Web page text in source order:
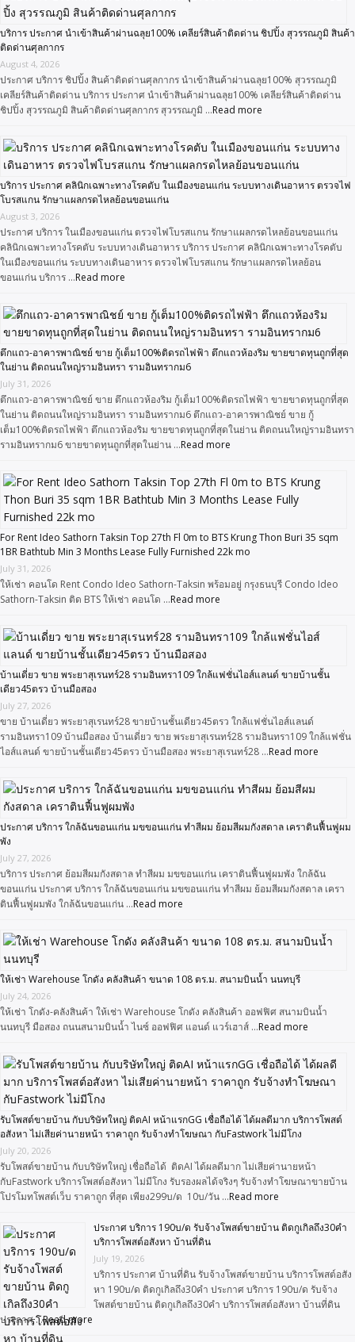
บริการ ประกาศ นำเข้าสินค้าผ่านฉลุย100% เคลียร์สินค้าติดด่าน ชิปปิ้ง สุวรรณภูมิ สินค้า
ติดด่านศุลกากร
August 4, 2026
ประกาศ บริการ ชิปปิ้ง สินค้าติดด่านศุลกากร นำเข้าสินค้าผ่านฉลุย100% สุวรรณภูมิ
เคลียร์สินค้าติดด่าน บริการ ประกาศ นำเข้าสินค้าผ่านฉลุย100% เคลียร์สินค้าติดด่าน
ชิปปิ้ง สุวรรณภูมิ สินค้าติดด่านศุลกากร สุวรรณภูมิ …Read more
บริการ ประกาศ คลินิกเฉพาะทางโรคตับ ในเมืองขอนแก่น ระบบทางเดินอาหาร ตรวจไฟ
โบรสแกน รักษาแผลกรดไหลย้อนขอนแก่น
August 3, 2026
ประกาศ บริการ ในเมืองขอนแก่น ตรวจไฟโบรสแกน รักษาแผลกรดไหลย้อนขอนแก่น
คลินิกเฉพาะทางโรคตับ ระบบทางเดินอาหาร บริการ ประกาศ คลินิกเฉพาะทางโรคตับ
ในเมืองขอนแก่น ระบบทางเดินอาหาร ตรวจไฟโบรสแกน รักษาแผลกรดไหลย้อน
ขอนแก่น บริการ …Read more
ตึกแถว-อาคารพาณิชย์ ขาย กู้เต็ม100%ติดรถไฟฟ้า ตึกแถวห้องริม ขายขาดทุนถูกที่สุด
ในย่าน ติดถนนใหญ่รามอินทรา รามอินทรากม6
July 31, 2026
ตึกแถว-อาคารพาณิชย์ ขาย ตึกแถวห้องริม กู้เต็ม100%ติดรถไฟฟ้า ขายขาดทุนถูกที่สุด
ในย่าน ติดถนนใหญ่รามอินทรา รามอินทรากม6 ตึกแถว-อาคารพาณิชย์ ขาย กู้
เต็ม100%ติดรถไฟฟ้า ตึกแถวห้องริม ขายขาดทุนถูกที่สุดในย่าน ติดถนนใหญ่รามอินทรา
รามอินทรากม6 ขายขาดทุนถูกที่สุดในย่าน …Read more
For Rent Ideo Sathorn Taksin Top 27th Fl 0m to BTS Krung Thon Buri 35 sqm
1BR Bathtub Min 3 Months Lease Fully Furnished 22k mo
July 31, 2026
ให้เช่า คอนโด Rent Condo Ideo Sathorn-Taksin พร้อมอยู่ กรุงธนบุรี Condo Ideo
Sathorn-Taksin ติด BTS ให้เช่า คอนโด …Read more
บ้านเดี่ยว ขาย พระยาสุเรนทร์28 รามอินทรา109 ใกล้แฟชั่นไอส์แลนด์ ขายบ้านชั้น
เดียว45ตรว บ้านมือสอง
July 27, 2026
ขาย บ้านเดี่ยว พระยาสุเรนทร์28 ขายบ้านชั้นเดียว45ตรว ใกล้แฟชั่นไอส์แลนด์
รามอินทรา109 บ้านมือสอง บ้านเดี่ยว ขาย พระยาสุเรนทร์28 รามอินทรา109 ใกล้แฟชั่น
ไอส์แลนด์ ขายบ้านชั้นเดียว45ตรว บ้านมือสอง พระยาสุเรนทร์28 …Read more
ประกาศ บริการ ใกล้ฉันขอนแก่น มขขอนแก่น ทำสีผม ย้อมสีผมกังสดาล เคราตินฟื้นฟูผม
พัง
July 27, 2026
บริการ ประกาศ ย้อมสีผมกังสดาล ทำสีผม มขขอนแก่น เคราตินฟื้นฟูผมพัง ใกล้ฉัน
ขอนแก่น ประกาศ บริการ ใกล้ฉันขอนแก่น มขขอนแก่น ทำสีผม ย้อมสีผมกังสดาล เครา
ตินฟื้นฟูผมพัง ใกล้ฉันขอนแก่น …Read more
ให้เช่า Warehouse โกดัง คลังสินค้า ขนาด 108 ตร.ม. สนามบินน้ำ นนทบุรี
July 24, 2026
ให้เช่า โกดัง-คลังสินค้า ให้เช่า Warehouse โกดัง คลังสินค้า ออฟฟิศ สนามบินน้ำ
นนทบุรี มือสอง ถนนสนามบินน้ำ ไนซ์ ออฟฟิศ แอนด์ แวร์เฮาส์ …Read more
รับโพสต์ขายบ้าน กับบริษัทใหญ่ ติดAI หน้าแรกGG เชื่อถือได้ ได้ผลดีมาก บริการโพสต์
อสังหา ไม่เสียค่านายหน้า ราคาถูก รับจ้างทำโฆษณา กับFastwork ไม่มีโกง
July 20, 2026
รับโพสต์ขายบ้าน กับบริษัทใหญ่ เชื่อถือได้ ติดAI ได้ผลดีมาก ไม่เสียค่านายหน้า
กับFastwork บริการโพสต์อสังหา ไม่มีโกง รับรองผลได้จริงๆ รับจ้างทำโฆษณาขายบ้าน
โปรโมทโพสต์เว็บ ราคาถูก ที่สุด เพียง299บ/ด 10บ/วัน …Read more
ประกาศ บริการ 190บ/ด รับจ้างโพสต์ขายบ้าน ติดกูเกิลถึง30คำ
บริการโพสต์อสังหา บ้านที่ดิน
July 19, 2026
บริการ ประกาศ บ้านที่ดิน รับจ้างโพสต์ขายบ้าน บริการโพสต์อสัง
หา 190บ/ด ติดกูเกิลถึง30คำ ประกาศ บริการ 190บ/ด รับจ้าง
โพสต์ขายบ้าน ติดกูเกิลถึง30คำ บริการโพสต์อสังหา บ้านที่ดิน
ประกาศ …Read more